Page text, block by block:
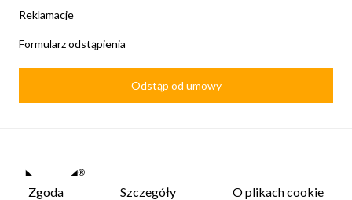
Reklamacje
Formularz odstąpienia
Odstąp od umowy
Zgoda Szczegóły O plikach cookie